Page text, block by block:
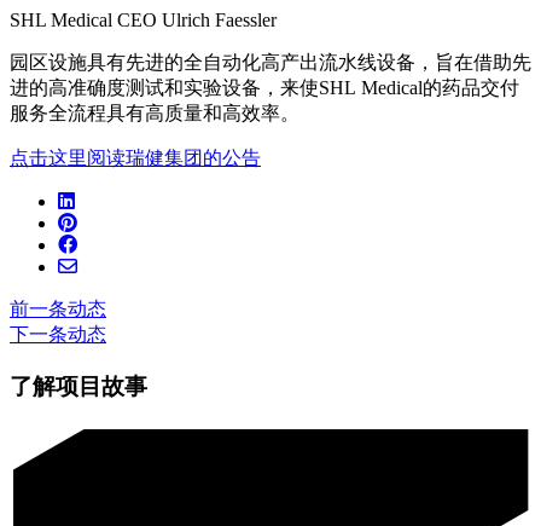
SHL Medical CEO Ulrich Faessler
园区设施具有先进的全自动化高产出流水线设备，旨在借助先
进的高准确度测试和实验设备，来使SHL Medical的药品交付
服务全流程具有高质量和高效率。
点击这里阅读瑞健集团的公告
前一条动态
下一条动态
了解项目故事